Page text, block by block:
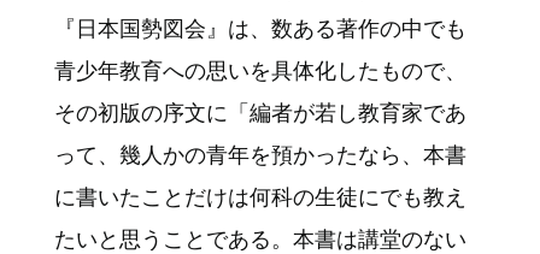
『日本国勢図会』は、数ある著作の中でも
青少年教育への思いを具体化したもので、
その初版の序文に「編者が若し教育家であ
って、幾人かの青年を預かったなら、本書
に書いたことだけは何科の生徒にでも教え
たいと思うことである。本書は講堂のない